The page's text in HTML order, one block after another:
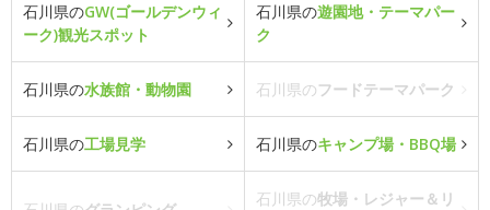
石川県のGW(ゴールデンウィ
ーク)観光スポット
石川県の遊園地・テーマパー
ク
石川県の水族館・動物園 石川県のフードテーマパーク
石川県の工場見学 石川県のキャンプ場・BBQ場
石川県の牧場・レジャー＆リ